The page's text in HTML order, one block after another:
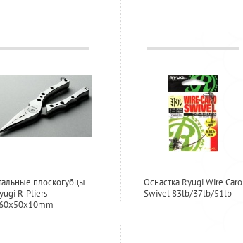
плоскогубцы
R-Pliers
Оснастка Ryugi Wire Caro
Swivel 83lb/37lb/51lb